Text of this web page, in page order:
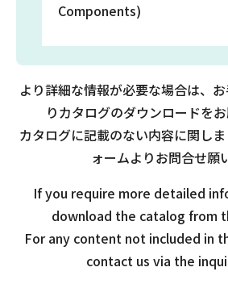
Components)
より詳細な情報が必要な場合は、
りカタログのダウンロードをお
カタログに記載のない内容に関し
ォームよりお問合せ願
If you require more detailed
download the catalog from
For any content not included in
contact us via the